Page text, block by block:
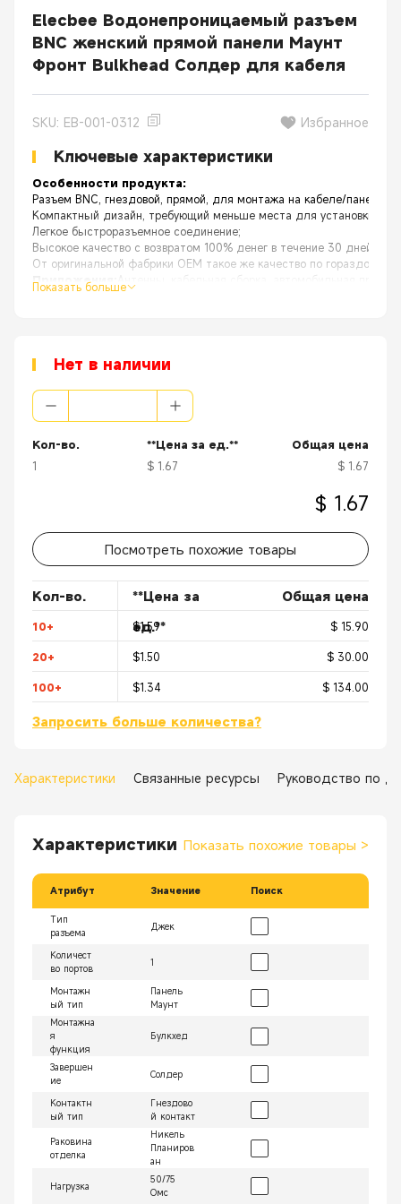
Elecbee Водонепроницаемый разъем
BNC женский прямой панели Маунт
Фронт Bulkhead Солдер для кабеля
SKU: EB-001-0312 Избранное
Ключевые характеристики
Особенности продукта:
Разъем BNC, гнездовой, прямой, для монтажа на кабеле/панели,
Компактный дизайн, требующий меньше места для установки;
Легкое быстроразъемное соединение;
Высокое качество с возвратом 100% денег в течение 30 дней;
От оригинальной фабрики OEM такое же качество по гораздо
Приложения:
Показать больше
Нет в наличии
Кол-во.
1
**Цена за ед.**
$ 1.67
Общая цена
$ 1.67
$ 1.67
Посмотреть похожие товары
Кол-во.
**Цена за
ед.**
Общая цена
10+ $1.59 $ 15.90
20+ $1.50 $ 30.00
100+ $1.34 $ 134.00
Запросить больше количества?
Характеристики Связанные ресурсы Руководство по
Характеристики Показать похожие товары >
Атрибут Значение Поиск
Тип
разъема
Джек
Количест
во портов
1
Монтажн
ый тип
Панель
Маунт
Монтажна
я
функция
Булкхед
Завершен
ие
Солдер
Контактн
ый тип
Гнездово
й контакт
Раковина
отделка
Никель
Планиров
ан
Нагрузка
50/75
Омс